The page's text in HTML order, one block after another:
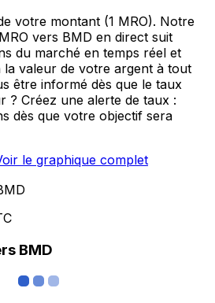
votre montant (1 MRO). Notre
vers BMD en direct suit
du marché en temps réel et
la valeur de votre argent à tout
être informé dès que le taux
? Créez une alerte de taux :
dès que votre objectif sera
le graphique complet
BMD